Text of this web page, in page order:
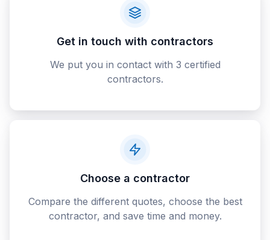
Get in touch with contractors
We put you in contact with 3 certified
contractors.
Choose a contractor
Compare the different quotes, choose the best
contractor, and save time and money.